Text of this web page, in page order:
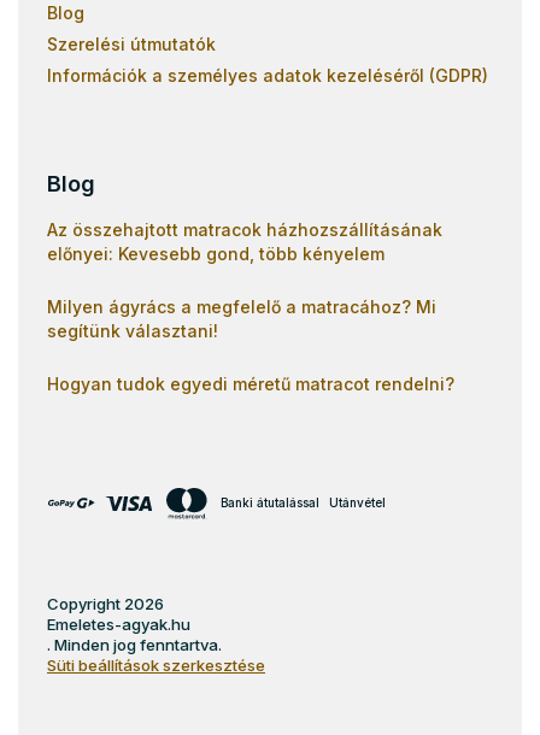
Blog
Szerelési útmutatók
Információk a személyes adatok kezeléséről (GDPR)
Blog
Az összehajtott matracok házhozszállításának
előnyei: Kevesebb gond, több kényelem
Milyen ágyrács a megfelelő a matracához? Mi
segítünk választani!
Hogyan tudok egyedi méretű matracot rendelni?
Banki átutalással Utánvétel
Copyright 2026
Emeletes-agyak.hu
. Minden jog fenntartva.
Süti beállítások szerkesztése